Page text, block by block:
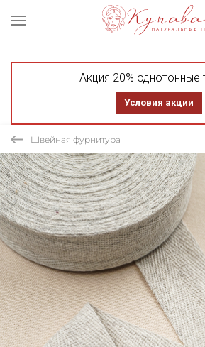
Акция 20% однотонные
Условия акции
Швейная фурнитура